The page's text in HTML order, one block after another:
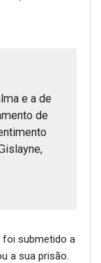
prisão
e a de
de
submetido a